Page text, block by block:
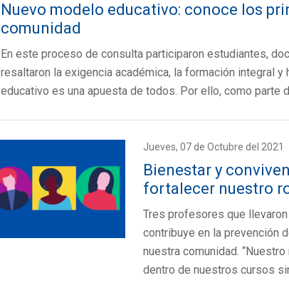
Nuevo modelo educativo: conoce los
comunidad
En este proceso de consulta participaron estudiantes,
resaltaron la exigencia académica, la formación integral
educativo es una apuesta de todos. Por ello, como
Jueves, 07 de Octubre del 2021
Bienestar y
fortalecer nuestro
Tres profesores que
contribuye en la prevención
nuestra comunidad.
dentro de nuestros cursos